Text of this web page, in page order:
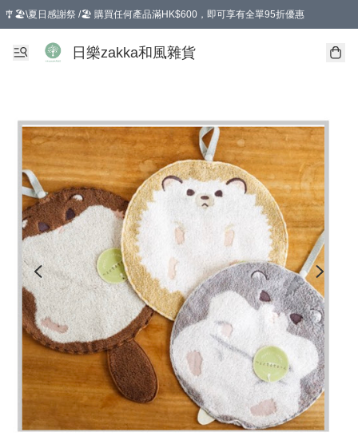
🎐🏖️\夏日感謝祭 /🏖️ 購買任何產品滿HK$600，即可享有全單95折優惠
選擇GoGoX住宅/工商地址配送，單一訂單消費購物滿HK$680(折扣後），可享有
日樂zakka和風雜貨